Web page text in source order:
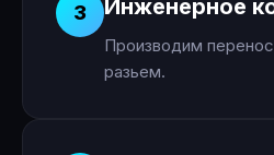
3 Инженерное
Производим
разьем.